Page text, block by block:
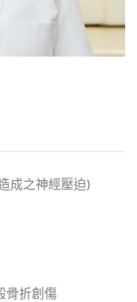
成之神經壓迫)
骨折創傷